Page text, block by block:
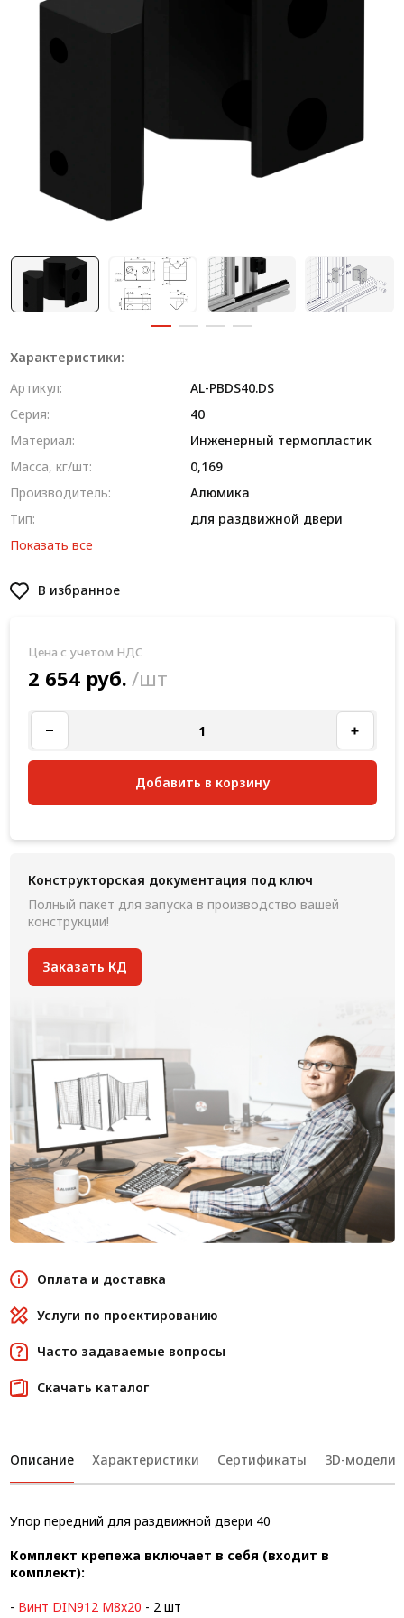
Радиаторный алюминиевый профиль NEW!
Метрический крепеж
Конструкции из профиля
Характеристики:
Артикул:
AL-PBDS40.DS
Серия:
40
Материал:
Инженерный термопластик
Масса, кг/шт:
0,169
Производитель:
Алюмика
Тип:
для раздвижной двери
Показать все
В избранное
Цена с учетом НДС
2 654 руб. /шт
Добавить в корзину
Конструкторская документация под ключ
Полный пакет для запуска в производство вашей
конструкции!
Заказать КД
Оплата и доставка
Услуги по проектированию
Часто задаваемые вопросы
Скачать каталог
Описание Характеристики Сертификаты 3D-модели
Упор передний для раздвижной двери 40
Комплект крепежа включает в себя (входит в
комплект):
- Винт DIN912 M8x20 - 2 шт